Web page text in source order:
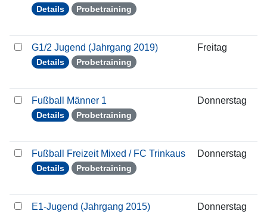
Details Probetraining
G1/2 Jugend (Jahrgang 2019)
Details Probetraining
Freitag
Fußball Männer 1
Details Probetraining
Donnerstag
Fußball Freizeit Mixed / FC Trinkaus
Details Probetraining
Donnerstag
E1-Jugend (Jahrgang 2015) Donnerstag